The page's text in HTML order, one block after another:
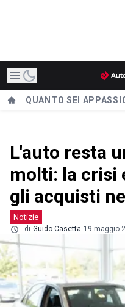
QUANTO SEI
L'auto resta
molti: la crisi
gli acquisti
Notizie
di Guido Casetta 19 maggio